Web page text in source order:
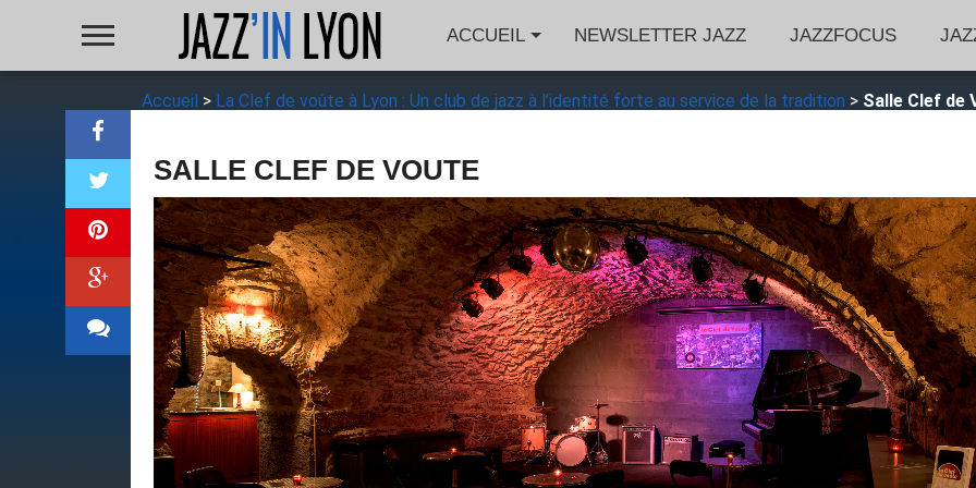
ACCUEIL NEWSLETTER JAZZ JAZZFOCUS
Accueil > La Clef de voûte à Lyon : Un club de jazz à l’identité forte au service de la tradition > Salle Clef de
SALLE CLEF DE VOUTE